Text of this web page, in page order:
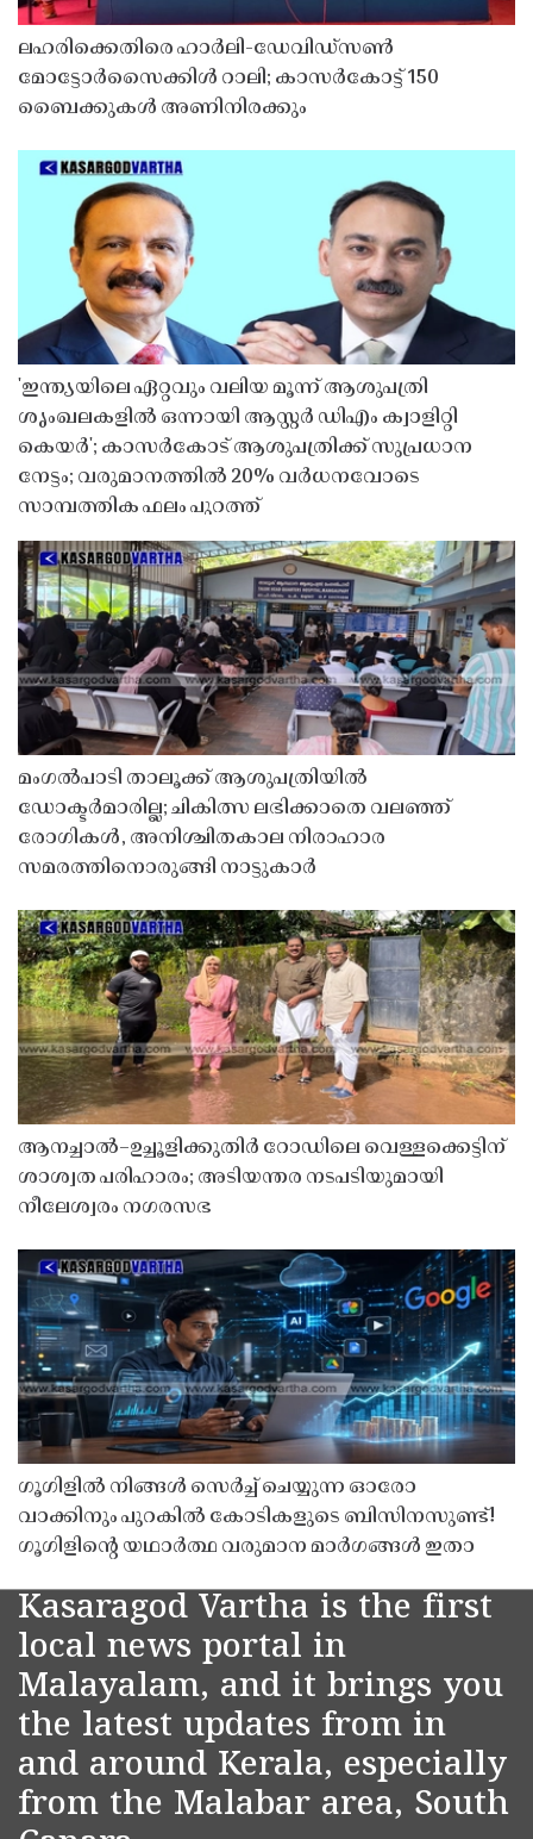
ലഹരിക്കെതിരെ ഹാർലി-ഡേവിഡ്‌സൺ
മോട്ടോർസൈക്കിൾ റാലി; കാസർകോട്ട് 150
ബൈക്കുകൾ അണിനിരക്കും
'ഇന്ത്യയിലെ ഏറ്റവും വലിയ മൂന്ന് ആശുപത്രി
ശൃംഖലകളിൽ ഒന്നായി ആസ്റ്റർ ഡിഎം ക്വാളിറ്റി
കെയർ'; കാസർകോട് ആശുപത്രിക്ക് സുപ്രധാന
നേട്ടം; വരുമാനത്തിൽ 20% വർധനവോടെ
സാമ്പത്തിക ഫലം പുറത്ത്
മംഗൽപാടി താലൂക്ക് ആശുപത്രിയിൽ
ഡോക്ടർമാരില്ല; ചികിത്സ ലഭിക്കാതെ വലഞ്ഞ്
രോഗികൾ, അനിശ്ചിതകാല നിരാഹാര
സമരത്തിനൊരുങ്ങി നാട്ടുകാർ
ആനച്ചാൽ–ഉച്ചൂളിക്കുതിർ റോഡിലെ വെള്ളക്കെട്ടിന്
ശാശ്വത പരിഹാരം; അടിയന്തര നടപടിയുമായി
നീലേശ്വരം നഗരസഭ
ഗൂഗിളിൽ നിങ്ങൾ സെർച്ച് ചെയ്യുന്ന ഓരോ
വാക്കിനും പുറകിൽ കോടികളുടെ ബിസിനസുണ്ട്!
ഗൂഗിളിന്റെ യഥാർത്ഥ വരുമാന മാർഗങ്ങൾ ഇതാ
Kasaragod Vartha is the first
local news portal in
Malayalam, and it brings you
the latest updates from in
and around Kerala, especially
from the Malabar area, South